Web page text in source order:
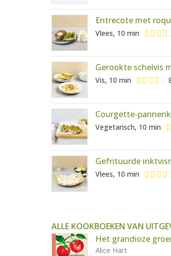
Entrecote met
Vlees, 10 min
Gerookte schelvis
Vis, 10 min
Courgette-
Vegetarisch, 10 min
Gefrituurde
Vlees, 10 min
ALLE KOOKBOEKEN VAN
Het grandioze
Alice Hart